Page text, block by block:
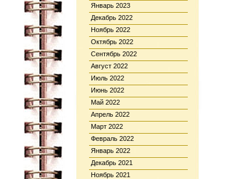
Январь 2023
Декабрь 2022
Ноябрь 2022
Октябрь 2022
Сентябрь 2022
Август 2022
Июль 2022
Июнь 2022
Май 2022
Апрель 2022
Март 2022
Февраль 2022
Январь 2022
Декабрь 2021
Ноябрь 2021